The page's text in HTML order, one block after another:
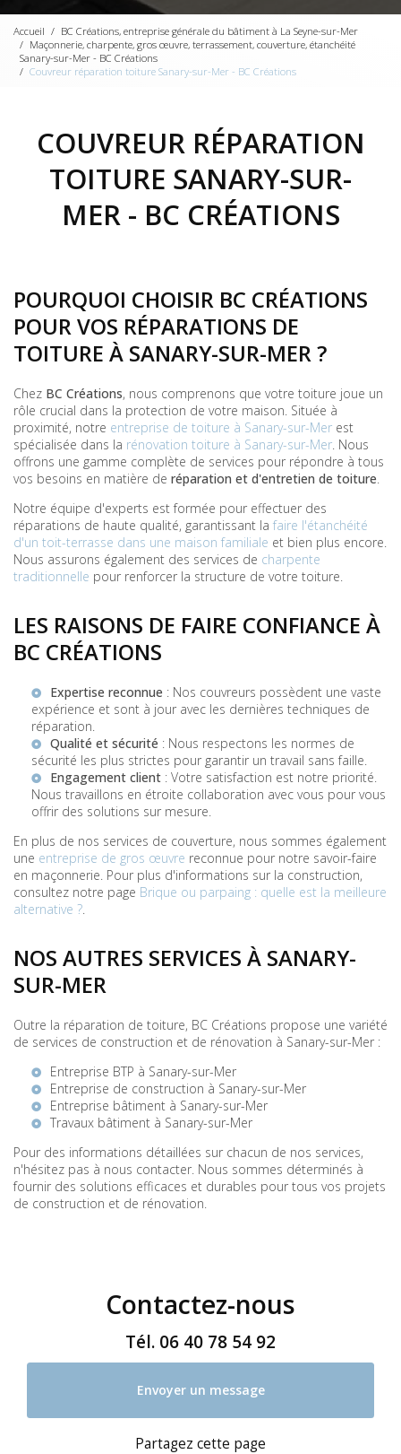
Accueil
BC Créations, entreprise générale du bâtiment à La Seyne-sur-Mer
Maçonnerie, charpente, gros œuvre, terrassement, couverture, étanchéité
Sanary-sur-Mer - BC Créations
Couvreur réparation toiture Sanary-sur-Mer - BC Créations
COUVREUR RÉPARATION
TOITURE SANARY-SUR-
MER - BC CRÉATIONS
POURQUOI CHOISIR BC CRÉATIONS
POUR VOS RÉPARATIONS DE
TOITURE À SANARY-SUR-MER ?
Chez BC Créations, nous comprenons que votre toiture joue un
rôle crucial dans la protection de votre maison. Située à
proximité, notre entreprise de toiture à Sanary-sur-Mer est
spécialisée dans la rénovation toiture à Sanary-sur-Mer. Nous
offrons une gamme complète de services pour répondre à tous
vos besoins en matière de réparation et d'entretien de toiture.
Notre équipe d'experts est formée pour effectuer des
réparations de haute qualité, garantissant la faire l'étanchéité
d'un toit-terrasse dans une maison familiale et bien plus encore.
Nous assurons également des services de charpente
traditionnelle pour renforcer la structure de votre toiture.
LES RAISONS DE FAIRE CONFIANCE À
BC CRÉATIONS
Expertise reconnue : Nos couvreurs possèdent une vaste
expérience et sont à jour avec les dernières techniques de
réparation.
Qualité et sécurité : Nous respectons les normes de
sécurité les plus strictes pour garantir un travail sans faille.
Engagement client : Votre satisfaction est notre priorité.
Nous travaillons en étroite collaboration avec vous pour vous
offrir des solutions sur mesure.
En plus de nos services de couverture, nous sommes également
une entreprise de gros œuvre reconnue pour notre savoir-faire
en maçonnerie. Pour plus d'informations sur la construction,
consultez notre page Brique ou parpaing : quelle est la meilleure
alternative ?.
NOS AUTRES SERVICES À SANARY-
SUR-MER
Outre la réparation de toiture, BC Créations propose une variété
de services de construction et de rénovation à Sanary-sur-Mer :
Entreprise BTP à Sanary-sur-Mer
Entreprise de construction à Sanary-sur-Mer
Entreprise bâtiment à Sanary-sur-Mer
Travaux bâtiment à Sanary-sur-Mer
Pour des informations détaillées sur chacun de nos services,
n'hésitez pas à nous contacter. Nous sommes déterminés à
fournir des solutions efficaces et durables pour tous vos projets
de construction et de rénovation.
Contactez-nous
Tél. 06 40 78 54 92
Envoyer un message
Partagez cette page